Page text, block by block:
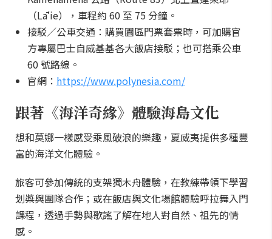
（Lāʻie），車程約 60 至 75 分鐘。
接駁／公車交通：購買園區門票套票時，可加購官
方專屬巴士自威基基各大飯店接駁；也可搭乘公車
60 號路線。
官網： https://www.polynesia.com/
跟著《海洋奇緣》體驗海島文化
想和莫娜一樣感受乘風破浪的樂趣，夏威夷提供多種豐
富的海洋文化體驗。
旅客可參加傳統的支架獨木舟體驗，在教練帶領下學習
划槳與團隊合作；或在飯店與文化場館體驗呼拉舞入門
課程，透過手勢與歌謠了解在地人對自然、祖先的情
感。